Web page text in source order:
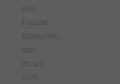
eine
Fanseite
klarmachte,
dass
ihr seit
1979